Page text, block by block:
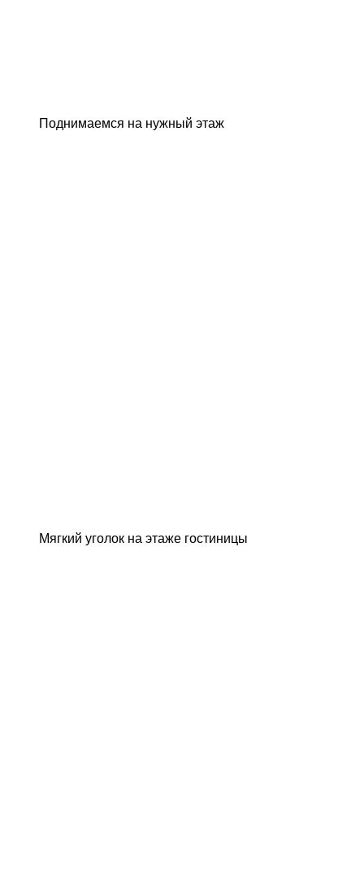
Поднимаемся на нужный этаж
Мягкий уголок на этаже гостиницы